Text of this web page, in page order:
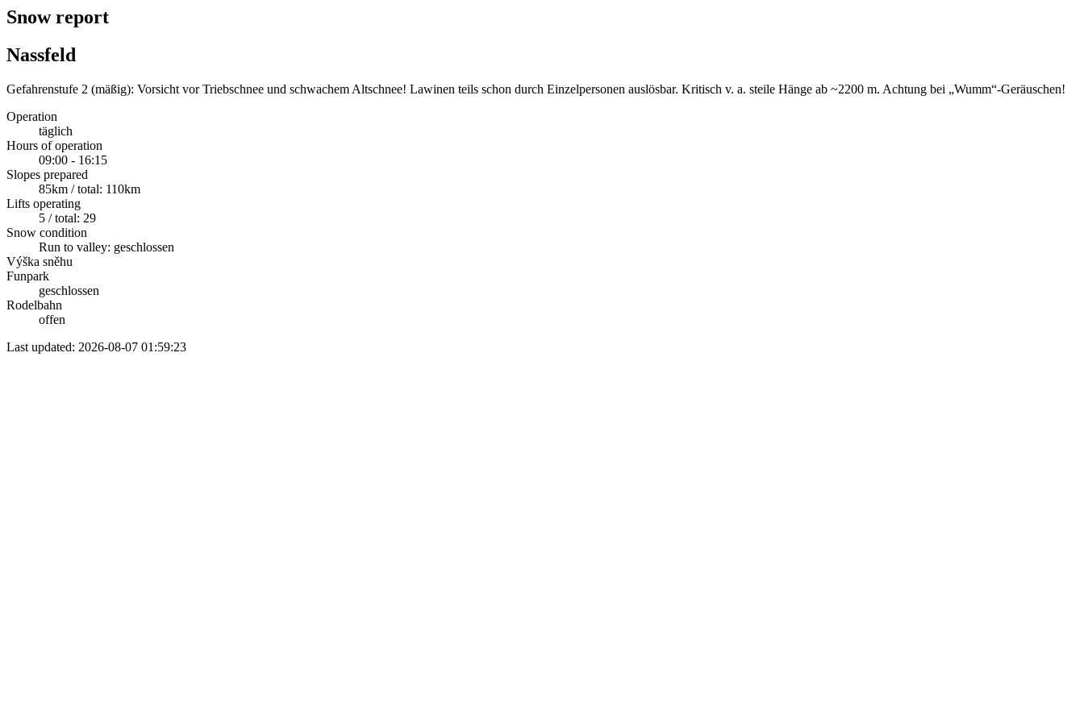
Snow report
Nassfeld
Gefahrenstufe 2 (mäßig): Vorsicht vor Triebschnee und schwachem Altschnee! Lawinen teils schon durch Einzelpersonen auslösbar. Kritisch v. a. steile Hänge ab ~2200 m. Achtung bei „Wumm“-Geräuschen!
Operation
täglich
Hours of operation
09:00 - 16:15
Slopes prepared
85km / total: 110km
Lifts operating
5 / total: 29
Snow condition
Run to valley: geschlossen
Výška sněhu
Funpark
geschlossen
Rodelbahn
offen
Last updated: 2026-08-07 01:59:23